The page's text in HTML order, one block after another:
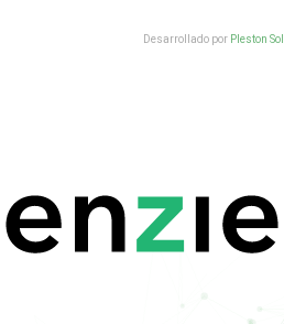
Desarrollado por Pleston